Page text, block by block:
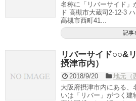
名称に「リバーサイド」
ド 高槻市大蔵司2-12-3
高槻市西町41...
記事
リバーサイド○○&
摂津市内）
2018/9/20
地元（
大阪府摂津市内にある、
いは「リバー」がつく建